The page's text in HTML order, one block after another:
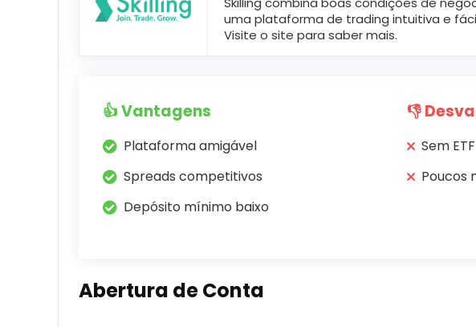
uma plataforma de trading intuitiva e
Visite o site para saber mais.
👍 Vantagens
Plataforma amigável
Spreads competitivos
Depósito mínimo baixo
👎︎
Sem ETF
Poucos
Abertura de Conta